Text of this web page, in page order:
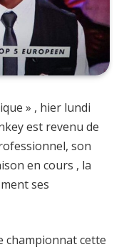
» , hier lundi
est revenu de
son
en cours , la
ses
championnat cette